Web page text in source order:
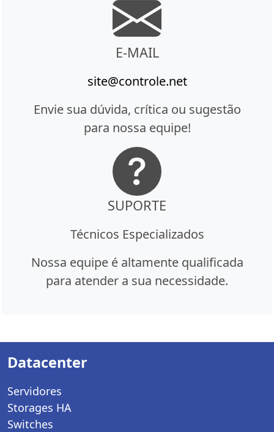
E-MAIL
site@controle.net
Envie sua dúvida, crítica ou sugestão
para nossa equipe!
SUPORTE
Técnicos Especializados
Nossa equipe é altamente qualificada
para atender a sua necessidade.
Datacenter
Servidores
Storages HA
Switches